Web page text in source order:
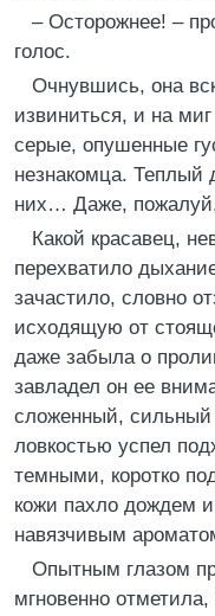
– Осторожнее! –
голос.
Очнувшись, она
извиниться, и на
серые, опушенные
незнакомца. Теплый
них… Даже,
Какой красавец,
перехватило
зачастило, словно
исходящую от
даже забыла о
завладел он ее
сложенный, сильный
ловкостью успел
темными, коротко
кожи пахло дождем
навязчивым
Опытным глазом
мгновенно